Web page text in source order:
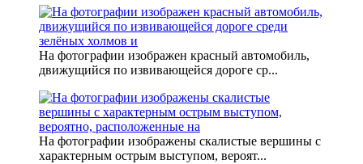
На фотографии изображен красный автомобиль,
движущийся по извивающейся дороге ср...
На фотографии изображены скалистые вершины с
характерным острым выступом, вероят...